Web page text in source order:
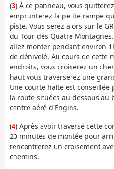
(3) À ce panneau, vous
emprunterez la petite rampe
piste. Vous serez alors sur le GR
du Tour des Quatre
allez monter pendant environ
de dénivelé. Au cours de cette
endroits, vous croiserez un
haut vous traverserez une
Une courte halte est
la route situées au-dessous au
centre aéré d'Engins.
(4) Après avoir traversé cette
20 minutes de montée pour
rencontrerez un croisement
chemins.